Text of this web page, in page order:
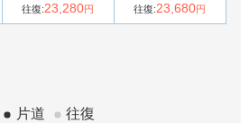
往復:23,280円 往復:23,680円
片道 往復